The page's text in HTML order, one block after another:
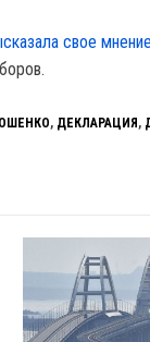
свое мнение
, ДЕКЛАРАЦИЯ ,